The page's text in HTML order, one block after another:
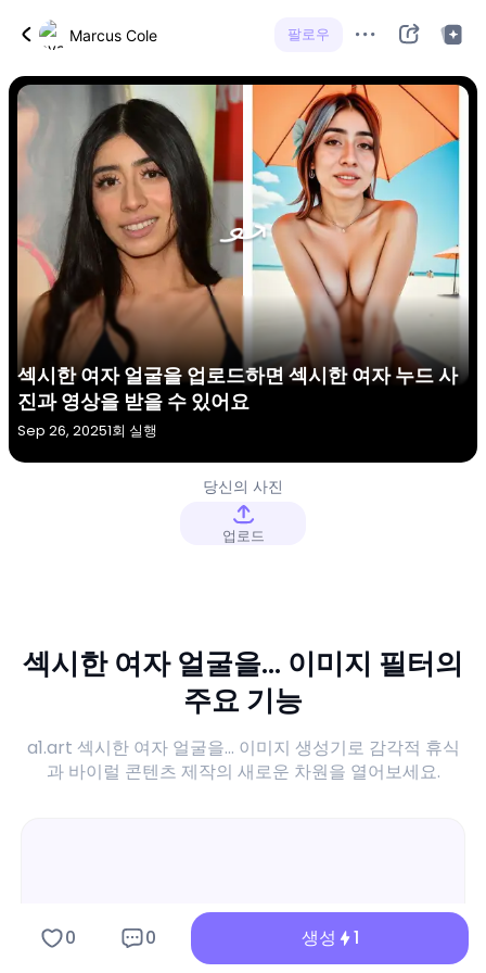
Marcus Cole 팔로우
섹시한 여자 얼굴을 업로드하면 섹시한 여자 누드 사
진과 영상을 받을 수 있어요
Sep 26, 20251회 실행
당신의 사진
업로드
섹시한 여자 얼굴을... 이미지 필터의
주요 기능
a1.art 섹시한 여자 얼굴을... 이미지 생성기로 감각적 휴식
과 바이럴 콘텐츠 제작의 새로운 차원을 열어보세요.
0 0 생성 1